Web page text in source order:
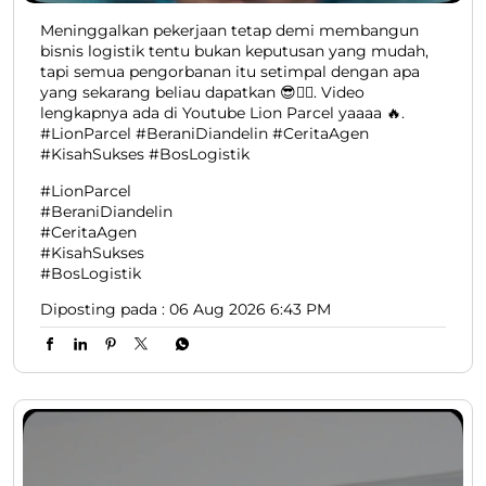
Meninggalkan pekerjaan tetap demi membangun
bisnis logistik tentu bukan keputusan yang mudah,
tapi semua pengorbanan itu setimpal dengan apa
yang sekarang beliau dapatkan 😎👍🏻. Video
lengkapnya ada di Youtube Lion Parcel yaaaa 🔥.
#LionParcel #BeraniDiandelin #CeritaAgen
#KisahSukses #BosLogistik
#LionParcel
#BeraniDiandelin
#CeritaAgen
#KisahSukses
#BosLogistik
Diposting pada : 06 Aug 2026 6:43 PM